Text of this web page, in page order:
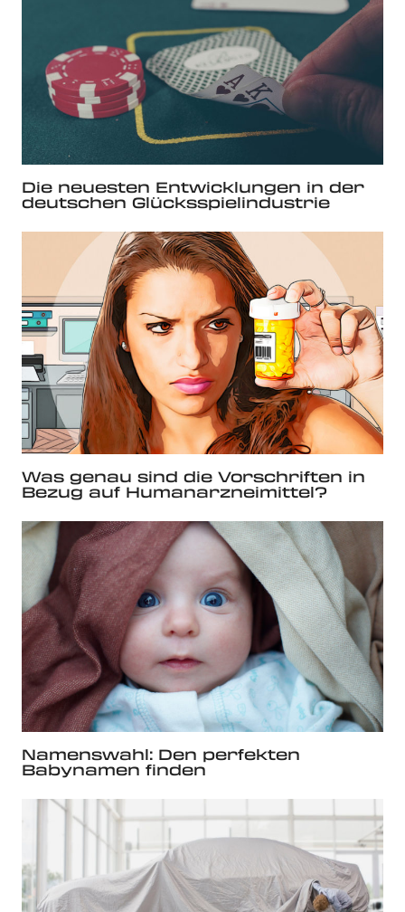
Die neuesten Entwicklungen in der
deutschen Glücksspielindustrie
Was genau sind die Vorschriften in
Bezug auf Humanarzneimittel?
Namenswahl: Den perfekten
Babynamen finden